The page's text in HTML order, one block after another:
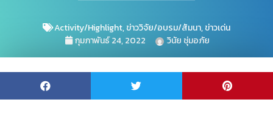
Activity/Highlight,ข่าววิจัย/อบรม/สัมนา,ข่าวเด่น
กุมภาพันธ์ 24, 2022
วินัย ชุ่มอภัย